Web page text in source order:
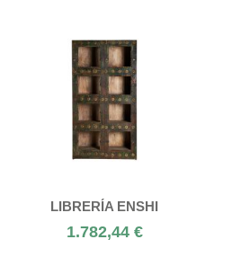
LIBRERÍA ENSHI
1.782,44 €